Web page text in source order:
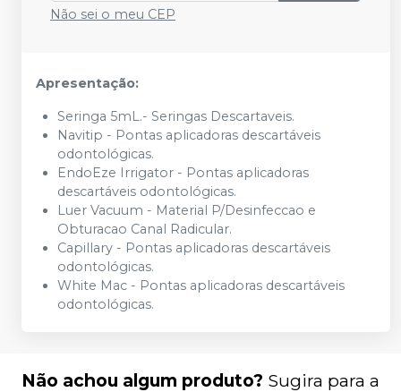
Não sei o meu CEP
Apresentação:
Seringa 5mL.- Seringas Descartaveis.
Navitip - Pontas aplicadoras descartáveis
odontológicas.
EndoEze Irrigator - Pontas aplicadoras
descartáveis odontológicas.
Luer Vacuum - Material P/Desinfeccao e
Obturacao Canal Radicular.
Capillary - Pontas aplicadoras descartáveis
odontológicas.
White Mac - Pontas aplicadoras descartáveis
odontológicas.
Não achou algum produto? Sugira para a